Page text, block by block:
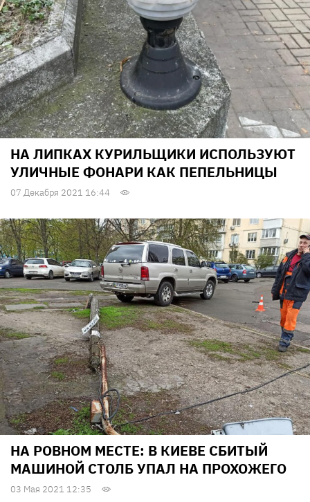
НА ЛИПКАХ КУРИЛЬЩИКИ ИСПОЛЬЗУЮТ
УЛИЧНЫЕ ФОНАРИ КАК ПЕПЕЛЬНИЦЫ
07 Декабря 2021 16:44
НА РОВНОМ МЕСТЕ: В КИЕВЕ СБИТЫЙ
МАШИНОЙ СТОЛБ УПАЛ НА ПРОХОЖЕГО
03 Мая 2021 12:35